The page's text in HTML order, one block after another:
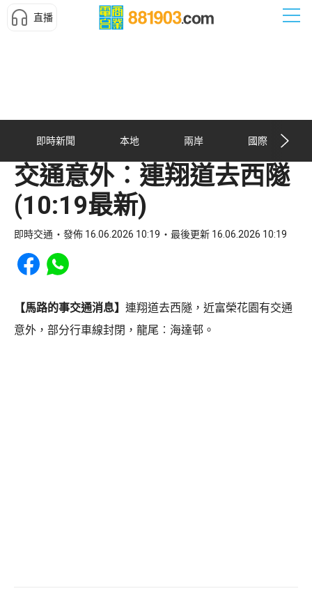
直播
即時新聞 本地 兩岸 國際
交通意外︰連翔道去西隧
(10:19最新)
即時交通 發佈 16.06.2026 10:19 最後更新 16.06.2026 10:19
Share to Facebook
Share to WhatsApp
【馬路的事交通消息】 連翔道去西隧，近富榮花園有交通
意外，部分行車線封閉，龍尾︰海達邨。